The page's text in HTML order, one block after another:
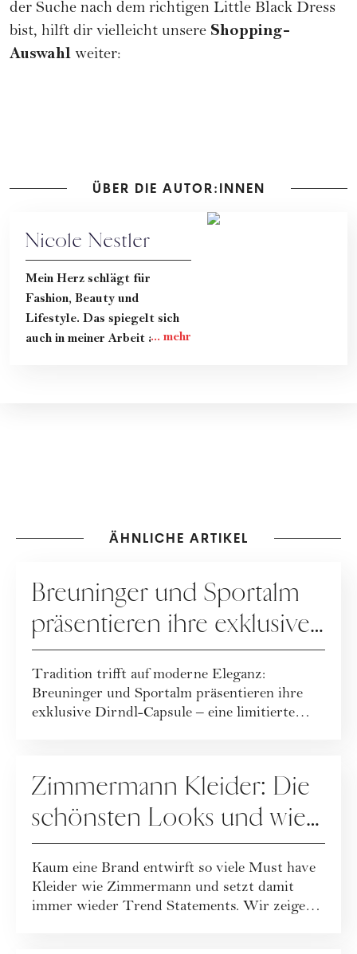
der Suche nach dem richtigen Little Black Dress
bist, hilft dir vielleicht unsere Shopping-
Auswahl weiter:
ÜBER DIE AUTOR:INNEN
Nicole Nestler
Mein Herz schlägt für
Fashion, Beauty und
Lifestyle. Das spiegelt sich
auch in meiner Arbeit als
Herzblut. Ich wünsche dirÄHNLICHE ARTIKEL
Breuninger und Sportalm
präsentieren ihre exklusive
Dirndl-Capsule!
Tradition trifft auf moderne Eleganz:
Breuninger und Sportalm präsentieren ihre
exklusive Dirndl-Capsule – eine limitierte
Zimmermann Kleider: Die
schönsten Looks und wie
Sie sie stilvoll kombinieren
Kaum eine Brand entwirft so viele Must have
Kleider wie Zimmermann und setzt damit
immer wieder Trend Statements. Wir zeigen